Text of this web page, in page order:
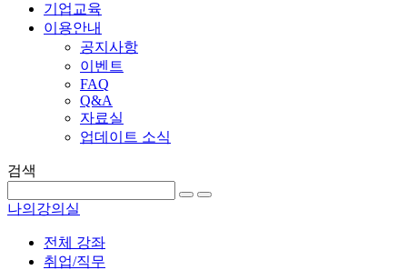
기업교육
이용안내
공지사항
이벤트
FAQ
Q&A
자료실
업데이트 소식
검색
나의강의실
전체 강좌
취업/직무